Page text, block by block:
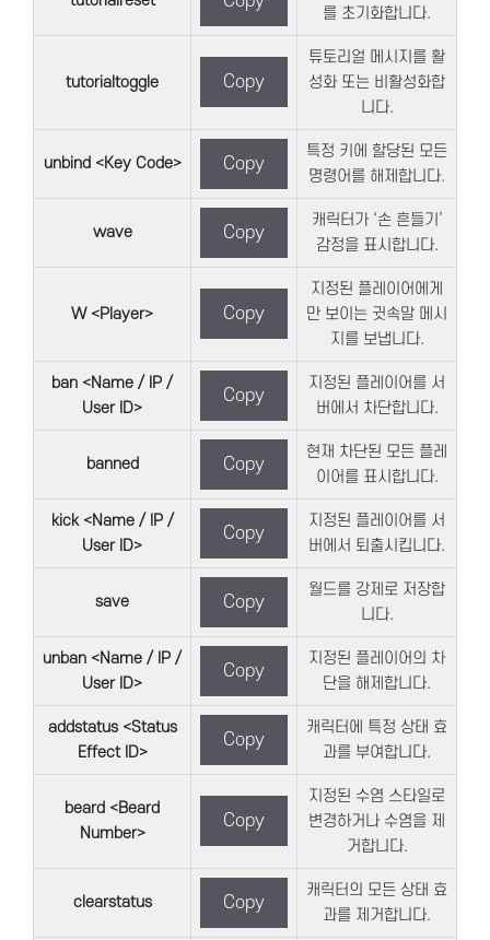
를 초기화합니다.
tutorialtoggle Copy
튜토리얼 메시지를 활
성화 또는 비활성화합
니다.
unbind <Key Code> Copy
특정 키에 할당된 모든
명령어를 해제합니다.
wave Copy
캐릭터가 ‘손 흔들기’
감정을 표시합니다.
W <Player> Copy
지정된 플레이어에게
만 보이는 귓속말 메시
지를 보냅니다.
ban <Name / IP /
User ID>
Copy
지정된 플레이어를 서
버에서 차단합니다.
banned Copy
현재 차단된 모든 플레
이어를 표시합니다.
kick <Name / IP /
User ID>
Copy
지정된 플레이어를 서
버에서 퇴출시킵니다.
save Copy
월드를 강제로 저장합
니다.
unban <Name / IP /
User ID>
Copy
지정된 플레이어의 차
단을 해제합니다.
addstatus <Status
Effect ID>
Copy
캐릭터에 특정 상태 효
과를 부여합니다.
beard <Beard
Number>
Copy
지정된 수염 스타일로
변경하거나 수염을 제
거합니다.
clearstatus Copy
캐릭터의 모든 상태 효
과를 제거합니다.